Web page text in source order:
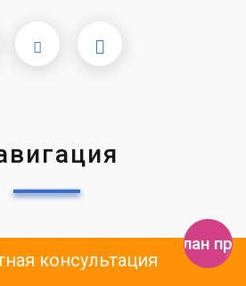
Стоимость
Получить план
консультация